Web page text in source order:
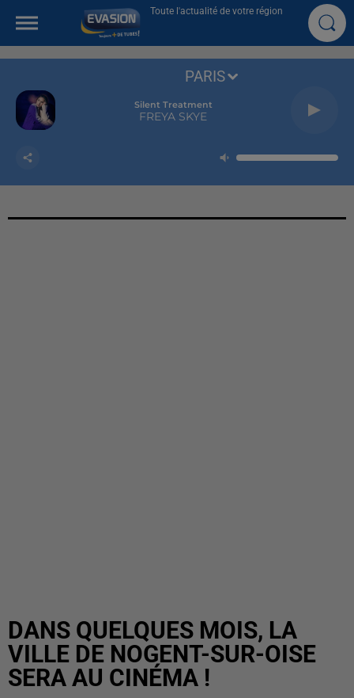
Toute l'actualité de votre région
Silent Treatment
FREYA SKYE
PARIS
DANS QUELQUES MOIS, LA
VILLE DE NOGENT-SUR-OISE
SERA AU CINÉMA !